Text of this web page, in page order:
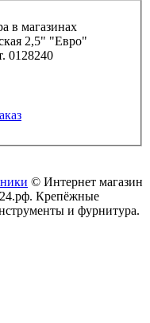
в магазинах
2,5" "Евро"
щетина, дер.ручка арт. 0128240
© Интернет магазин
Крепёжные
и фурнитура.